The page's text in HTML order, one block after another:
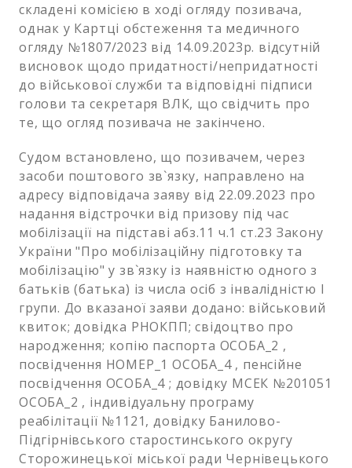
складені комісією в ході огляду позивача,
однак у Картці обстеження та медичного
огляду №1807/2023 від 14.09.2023р. відсутній
висновок щодо придатності/непридатності
до військової служби та відповідні підписи
голови та секретаря ВЛК, що свідчить про
те, що огляд позивача не закінчено.
Судом встановлено, що позивачем, через
засоби поштового зв`язку, направлено на
адресу відповідача заяву від 22.09.2023 про
надання відстрочки від призову під час
мобілізації на підставі абз.11 ч.1 ст.23 Закону
України "Про мобілізаційну підготовку та
мобілізацію" у зв`язку із наявністю одного з
батьків (батька) із числа осіб з інвалідністю І
групи. До вказаної заяви додано: військовий
квиток; довідка РНОКПП; свідоцтво про
народження; копію паспорта ОСОБА_2 ,
посвідчення НОМЕР_1 ОСОБА_4 , пенсійне
посвідчення ОСОБА_4 ; довідку МСЕК №201051
ОСОБА_2 , індивідуальну програму
реабілітації №1121, довідку Банилово-
Підгірнівського старостинського округу
Сторожинецької міської ради Чернівецького